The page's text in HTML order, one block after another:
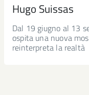
Hugo Suissas
Dal 19 giugno al 13
ospita una nuova
reinterpreta la realtà